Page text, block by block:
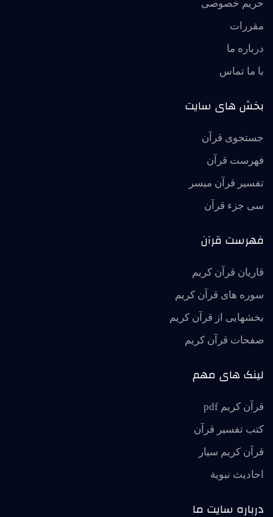
حریم خصوصی
مقررات
درباره ما
با ما تماس
بخش های سایت
جستجوی قرآن
فهرست قرآن
تفسير قرآن ميسر
سی جزء قرآن
فهرست قرآن
قاریان قرآن کریم
سوره های قرآن کریم
بخشهایی از قرآن کریم
صفحات قرآن کریم
لینک های مهم
قرآن کریم pdf
کتب تفسیر قرآن
قرآن کریم سیار
احاديث نبوية
درباره سایت ما